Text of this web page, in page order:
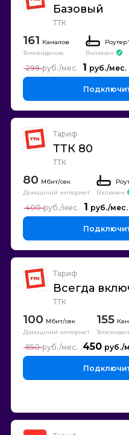
Базовый
ТТК
161 Каналов
Телевидение
Роутер
Включен
1
299
Тариф
ТТК 80
ТТК
80
Домашний интернет
Включен
1
400
Тариф
Всегда
ТТК
100
Домашний интернет
155
450
850